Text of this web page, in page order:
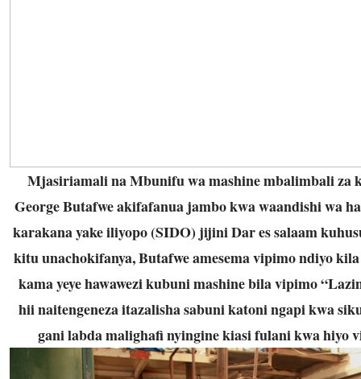
Mjasiriamali na Mbunifu wa mashine mbalimbali za
George Butafwe akifafanua jambo kwa waandishi wa
karakana yake iliyopo (SIDO) jijini Dar es salaam
kitu unachokifanya, Butafwe amesema vipimo ndiyo
kama yeye hawawezi kubuni mashine bila vipimo
hii naitengeneza itazalisha sabuni katoni ngapi kwa
gani labda malighafi nyingine kiasi fulani kwa hiyo